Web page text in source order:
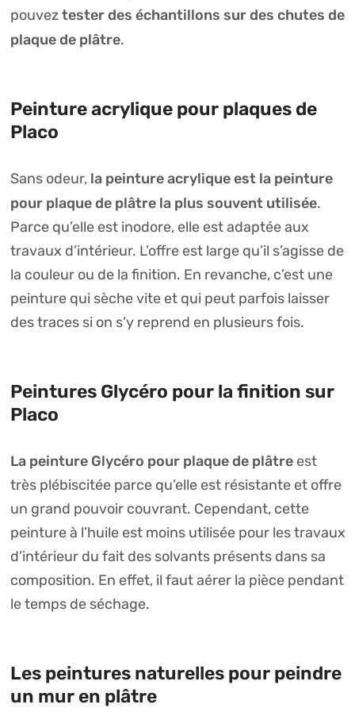
pouveztester des échantillons sur des chutes de
plaque de plâtre.
Peinture acrylique pour plaques de
Placo
Sans odeur, la peinture acrylique est la peinture
pour plaque de plâtre la plus souvent utilisée.
Parce qu’elle est inodore, elle est adaptée aux
travaux d’intérieur. L’offre est large qu’il s’agisse de
la couleur ou de la finition. En revanche, c’est une
peinture qui sèche vite et qui peut parfois laisser
des traces si on s’y reprend en plusieurs fois.
Peintures Glycéro pour la finition sur
Placo
La peinture Glycéro pour plaque de plâtreest
très plébiscitée parce qu’elle est résistante et offre
un grand pouvoir couvrant. Cependant, cette
peinture à l’huile est moins utilisée pour les travaux
d’intérieur du fait des solvants présents dans sa
composition. En effet, il faut aérer la pièce pendant
le temps de séchage.
Les peintures naturelles pour peindre
un mur en plâtre